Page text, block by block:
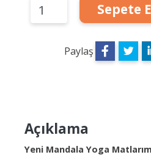
Sepete
Paylaş
Açıklama
Yeni Mandala Yoga